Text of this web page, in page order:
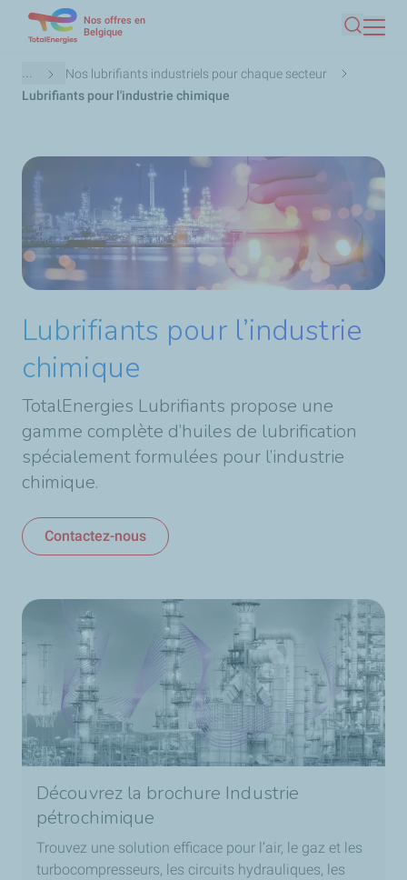
contenu
principal
Nos offres en
Belgique
Fil
d'Ariane
...
Nos lubrifiants industriels pour chaque secteur
Lubrifiants pour l'industrie chimique
Lubrifiants pour l’industrie
chimique
TotalEnergies Lubrifiants propose une
gamme complète d’huiles de lubrification
spécialement formulées pour l’industrie
chimique.
Contactez-nous
Découvrez la brochure Industrie
pétrochimique
Trouvez une solution efficace pour l’air, le gaz et les
turbocompresseurs, les circuits hydrauliques, les